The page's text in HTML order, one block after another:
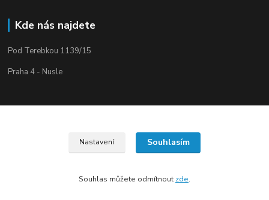
Kde nás najdete
Pod Terebkou 1139/15
Praha 4 - Nusle
Upravit sběr cookies.
Nastavení Souhlasím
Souhlas můžete odmítnout zde.